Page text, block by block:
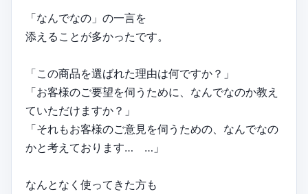
「なんでなの」の一言を
添えることが多かったです。
「この商品を選ばれた理由は何ですか？」
「お客様のご要望を伺うために、なんでなのか教え
ていただけますか？」
「それもお客様のご意見を伺うための、なんでなの
かと考えております… …」
なんとなく使ってきた方も